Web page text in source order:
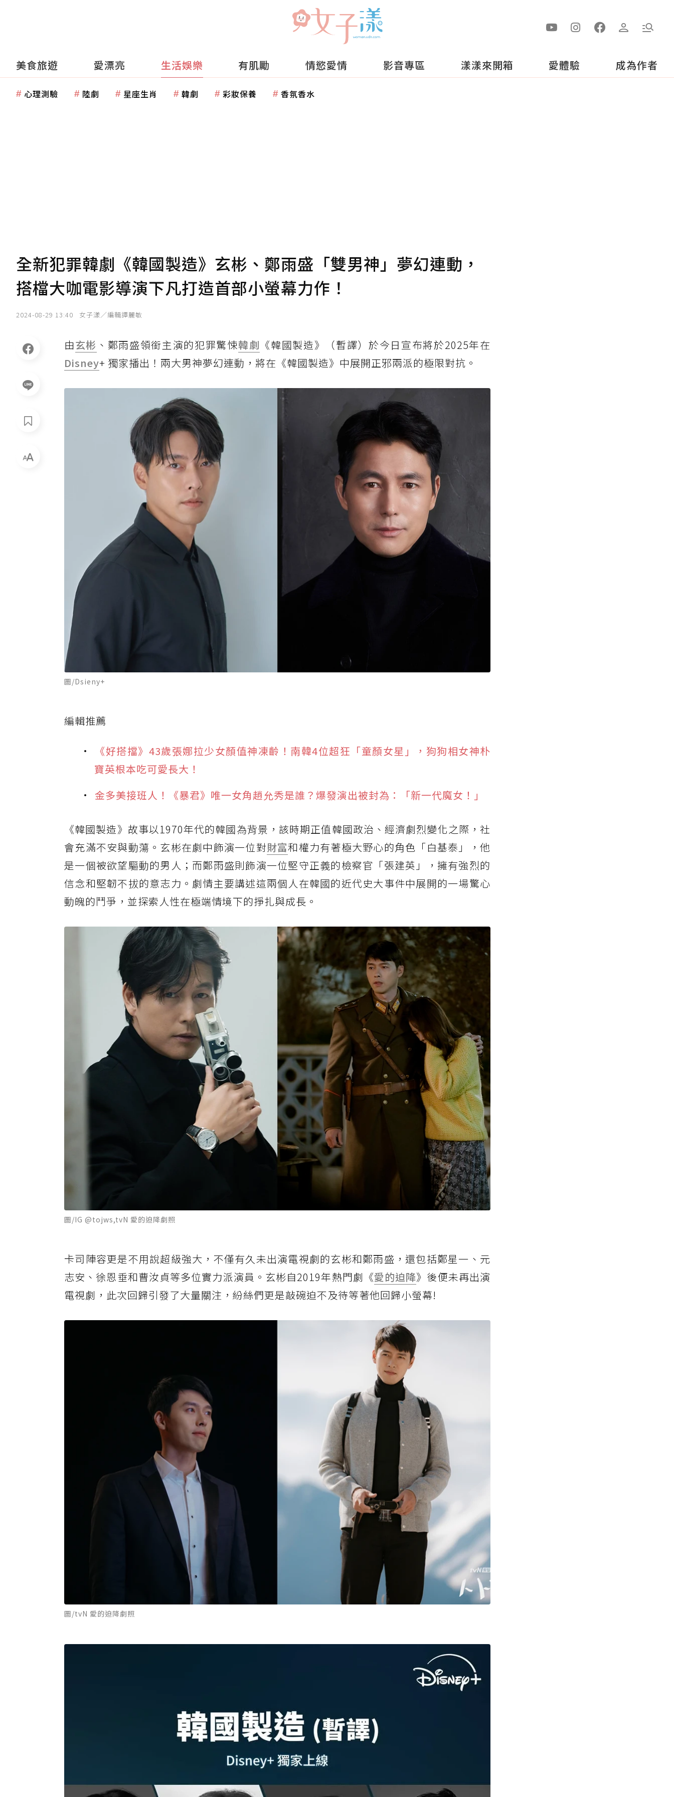
美食旅遊 愛漂亮 生活娛樂 有肌勵 情慾愛情 影音專區 漾漾來開箱 愛體驗 成為作者
心理測驗 陸劇 星座生肖 韓劇 彩妝保養 香氛香水
全新犯罪韓劇《韓國製造》玄彬、鄭雨盛「雙男神」夢幻連動，
搭檔大咖電影導演下凡打造首部小螢幕力作！
2024-08-29 13:40 女子漾／編輯譚麗敏
由玄彬 、鄭雨盛領銜主演的犯罪驚悚韓劇 《韓國製造》（暫譯）於今日宣布將於2025年在
Disney+ 獨家播出！兩大男神夢幻連動，將在《韓國製造》中展開正邪兩派的極限對抗。
圖/Dsieny+
編輯推薦
《好搭擋》43歲張娜拉少女顏值神凍齡！南韓4位超狂「童顏女星」，狗狗相女神朴
寶英根本吃可愛長大！
金多美接班人！《暴君》唯一女角趙允秀是誰？爆發演出被封為：「新一代魔女！」
《韓國製造》故事以1970年代的韓國為背景，該時期正值韓國政治、經濟劇烈變化之際，社
會充滿不安與動蕩。玄彬在劇中飾演一位對財富和權力有著極大野心的角色「白基泰」，他
是一個被欲望驅動的男人；而鄭雨盛則飾演一位堅守正義的檢察官「張建英」，擁有強烈的
信念和堅韌不拔的意志力。劇情主要講述這兩個人在韓國的近代史大事件中展開的一場驚心
動魄的鬥爭，並探索人性在極端情境下的掙扎與成長。
圖/IG @tojws,tvN 愛的迫降劇照
卡司陣容更是不用說超級強大，不僅有久未出演電視劇的玄彬和鄭雨盛，還包括鄭星一、元
志安、徐恩垂和曹汝貞等多位實力派演員。玄彬自2019年熱門劇《愛的迫降》後便未再出演
電視劇，此次回歸引發了大量關注，紛絲們更是敲碗迫不及待等著他回歸小螢幕!
圖/tvN 愛的迫降劇照